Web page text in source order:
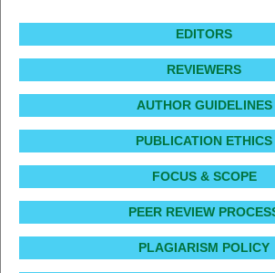
EDITORS
REVIEWERS
AUTHOR GUIDELINES
PUBLICATION ETHICS
FOCUS & SCOPE
PEER REVIEW
PLAGIARISM POLICY